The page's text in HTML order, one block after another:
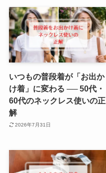
いつもの普段着が「お出か
け着」に変わる ── 50代・
60代のネックレス使いの正
解
2026年7月31日